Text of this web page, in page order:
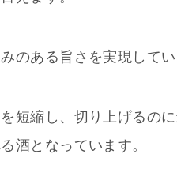
のある旨さを実現してい
短縮し、切り上げるの
酒となっています。